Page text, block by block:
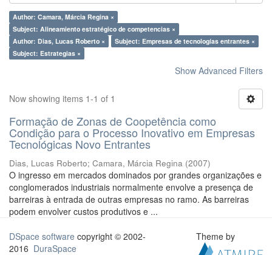
Author: Camara, Márcia Regina ×
Subject: Alineamiento estratégico de competencias ×
Author: Dias, Lucas Roberto ×
Subject: Empresas de tecnologías entrantes ×
Subject: Estrategias ×
Show Advanced Filters
Now showing items 1-1 of 1
Formação de Zonas de Coopetência como
Condição para o Processo Inovativo em Empresas
Tecnológicas Novo Entrantes
Dias, Lucas Roberto; Camara, Márcia Regina (2007)
O ingresso em mercados dominados por grandes organizações e
conglomerados industriais normalmente envolve a presença de
barreiras à entrada de outras empresas no ramo. As barreiras
podem envolver custos produtivos e ...
DSpace software copyright © 2002-
2016 DuraSpace
Theme by